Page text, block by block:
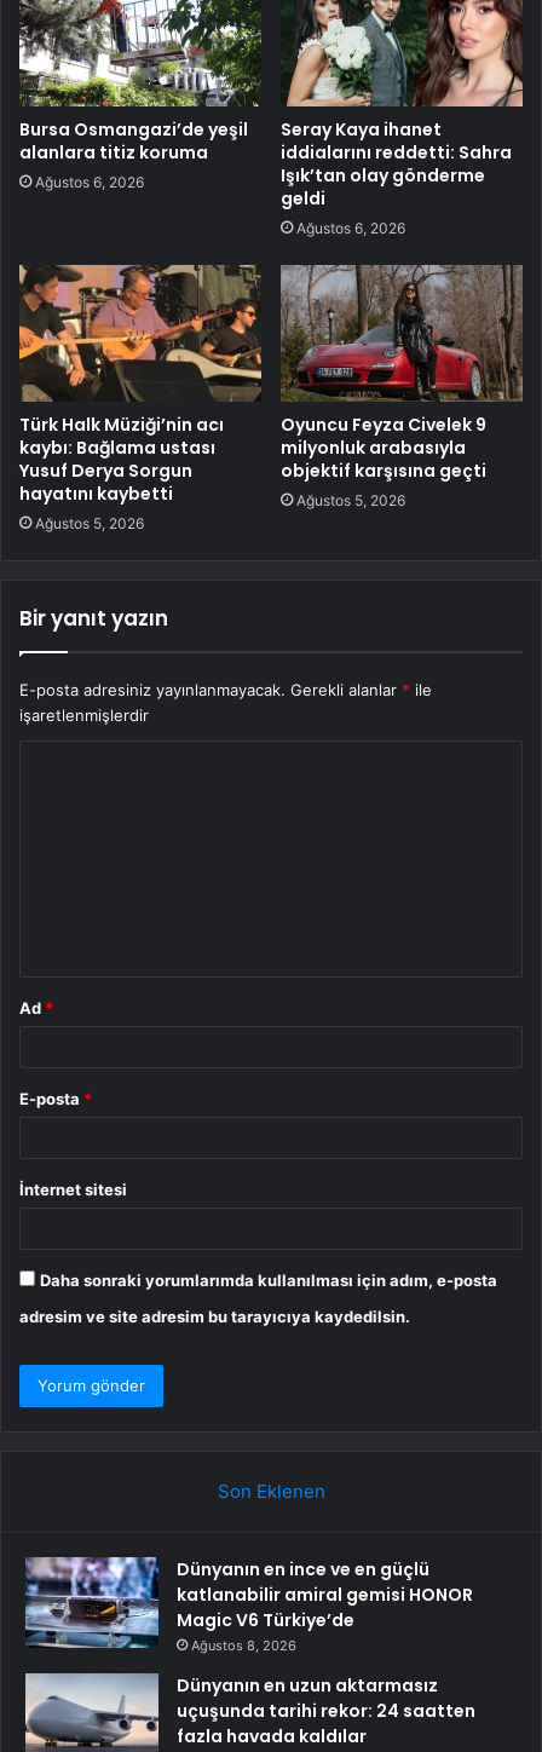
Bursa Osmangazi’de yeşil
alanlara titiz koruma
Ağustos 6, 2026
Seray Kaya ihanet
iddialarını reddetti: Sahra
Işık’tan olay gönderme
geldi
Ağustos 6, 2026
Türk Halk Müziği’nin acı
kaybı: Bağlama ustası
Yusuf Derya Sorgun
hayatını kaybetti
Ağustos 5, 2026
Oyuncu Feyza Civelek 9
milyonluk arabasıyla
objektif karşısına geçti
Ağustos 5, 2026
Bir yanıt yazın
E-posta adresiniz yayınlanmayacak. Gerekli alanlar * ile
işaretlenmişlerdir
Ad *
E-posta *
İnternet sitesi
Daha sonraki yorumlarımda kullanılması için adım, e-posta
adresim ve site adresim bu tarayıcıya kaydedilsin.
Son Eklenen
Dünyanın en ince ve en güçlü
katlanabilir amiral gemisi HONOR
Magic V6 Türkiye’de
Ağustos 8, 2026
Dünyanın en uzun aktarmasız
uçuşunda tarihi rekor: 24 saatten
fazla havada kaldılar